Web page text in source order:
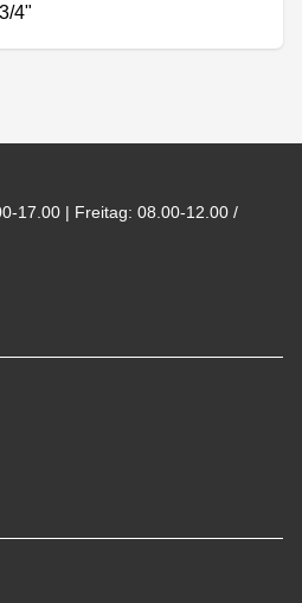
4"
17.00 | Freitag: 08.00-12.00 /